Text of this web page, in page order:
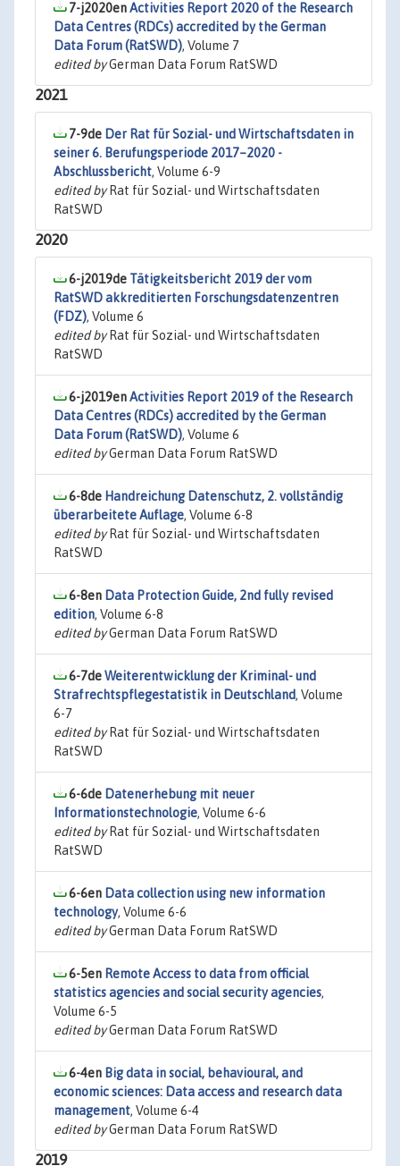
7-j2020enActivities Report 2020 of the Research
Data Centres (RDCs) accredited by the German
Data Forum (RatSWD), Volume 7
edited byGerman Data Forum RatSWD
2021
7-9de Der Rat für Sozial- und Wirtschaftsdaten in
seiner 6. Berufungsperiode 2017–2020 -
Abschlussbericht, Volume 6-9
edited byRat für Sozial- und Wirtschaftsdaten
RatSWD
2020
6-j2019de Tätigkeitsbericht 2019 der vom
RatSWD akkreditierten Forschungsdatenzentren
(FDZ), Volume 6
edited byRat für Sozial- und Wirtschaftsdaten
RatSWD
6-j2019enActivities Report 2019 of the Research
Data Centres (RDCs) accredited by the German
Data Forum (RatSWD), Volume 6
edited byGerman Data Forum RatSWD
6-8de Handreichung Datenschutz, 2. vollständig
überarbeitete Auflage, Volume 6-8
edited byRat für Sozial- und Wirtschaftsdaten
RatSWD
6-8en Data Protection Guide, 2nd fully revised
edition, Volume 6-8
edited byGerman Data Forum RatSWD
6-7deWeiterentwicklung der Kriminal- und
Strafrechtspflegestatistik in Deutschland, Volume
6-7
edited byRat für Sozial- und Wirtschaftsdaten
RatSWD
6-6de Datenerhebung mit neuer
Informationstechnologie, Volume 6-6
edited byRat für Sozial- und Wirtschaftsdaten
RatSWD
6-6en Data collection using new information
technology, Volume 6-6
edited byGerman Data Forum RatSWD
6-5en Remote Access to data from official
statistics agencies and social security agencies,
Volume 6-5
edited byGerman Data Forum RatSWD
6-4en Big data in social, behavioural, and
economic sciences: Data access and research data
management, Volume 6-4
edited byGerman Data Forum RatSWD
2019